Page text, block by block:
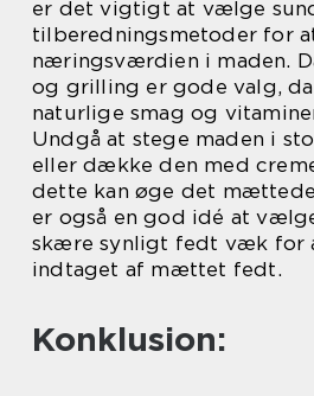
er det vigtigt at vælge
tilberedningsmetoder for
næringsværdien i maden.
og grilling er gode valg,
naturlige smag og
Undgå at stege maden i
eller dække den med
dette kan øge det
er også en god idé at
skære synligt fedt væk for
indtaget af mættet fedt.
Konklusion: